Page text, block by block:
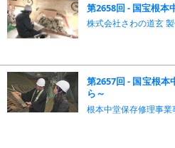
第2658回 - 国宝根本
株式会社さわの道玄
第2657回 - 国宝根
ら～
根本中堂保存修理事